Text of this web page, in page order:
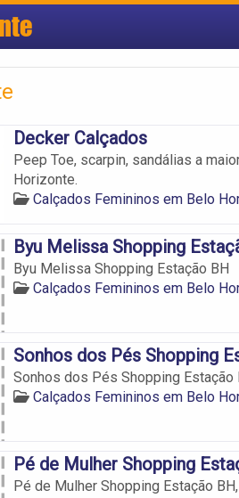
Decker Calçados
Peep Toe, scarpin, sandálias a
Horizonte.
Calçados Femininos em Belo
Byu Melissa Shopping
Byu Melissa Shopping Estação BH
Calçados Femininos em Belo
Sonhos dos Pés Shopping
Sonhos dos Pés Shopping Estação
Calçados Femininos em Belo
Pé de Mulher Shopping
Pé de Mulher Shopping Estação